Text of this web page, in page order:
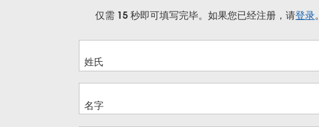
仅需 15 秒即可填写完毕。如果您已经注册，请登录。